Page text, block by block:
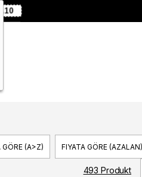
FIYATA GÖRE (AZALAN)
(A>Z)
493 Produkt